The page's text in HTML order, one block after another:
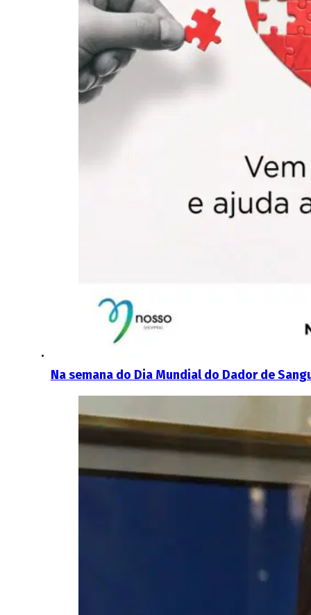
Na semana do Dia Mundial do Dador de